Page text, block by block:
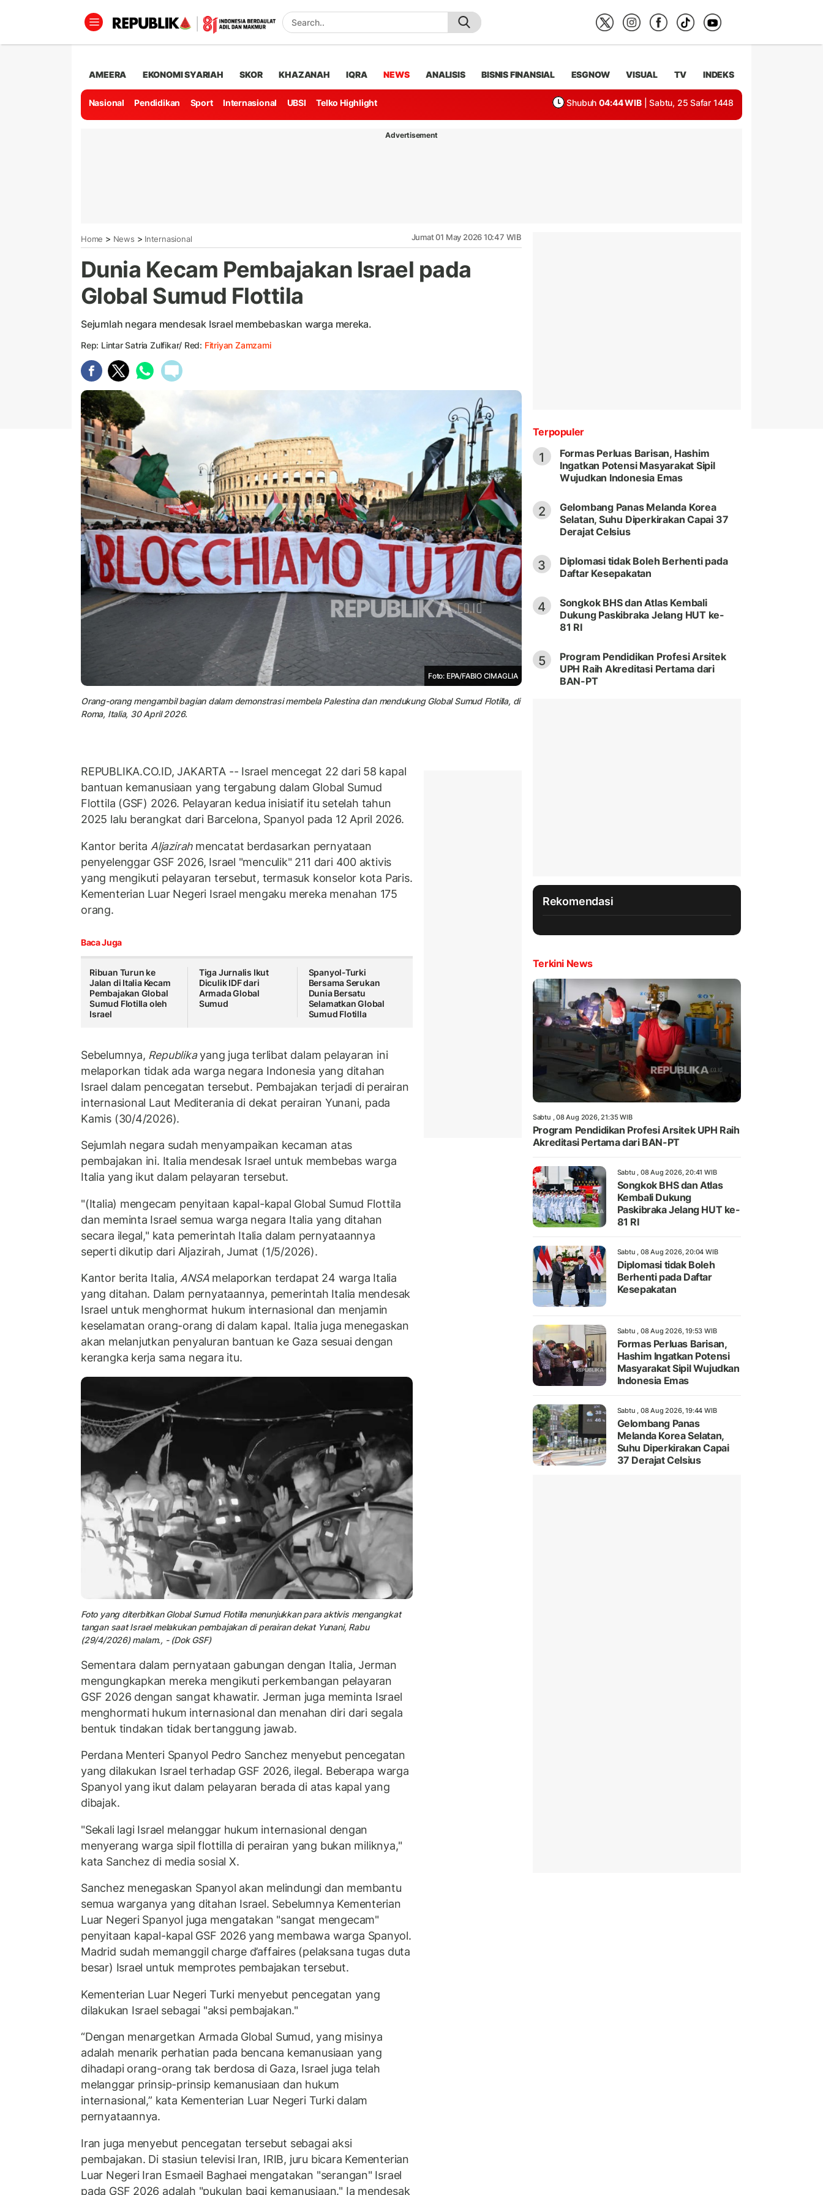
AMEERA EKONOMI SYARIAH SKOR KHAZANAH IQRA NEWS ANALISIS BISNIS FINANSIAL ESGNOW VISUAL TV INDEKS
Nasional Pendidikan Sport Internasional UBSI Telko Highlight Shubuh 04:44 WIB | Sabtu, 25 Safar 1448
Advertisement
Home > News > Internasional Jumat 01 May 2026 10:47 WIB
Dunia Kecam Pembajakan Israel pada
Global Sumud Flottila
Sejumlah negara mendesak Israel membebaskan warga mereka.
Rep: Lintar Satria Zulfikar/ Red: Fitriyan Zamzami
Foto: EPA/FABIO CIMAGLIA
Orang-orang mengambil bagian dalam demonstrasi membela Palestina dan mendukung Global Sumud Flotilla, di
Roma, Italia, 30 April 2026.
REPUBLIKA.CO.ID, JAKARTA -- Israel mencegat 22 dari 58 kapal
bantuan kemanusiaan yang tergabung dalam Global Sumud
Flottila (GSF) 2026. Pelayaran kedua inisiatif itu setelah tahun
2025 lalu berangkat dari Barcelona, Spanyol pada 12 April 2026.
Kantor berita Aljazirahmencatat berdasarkan pernyataan
penyelenggar GSF 2026, Israel "menculik" 211 dari 400 aktivis
yang mengikuti pelayaran tersebut, termasuk konselor kota Paris.
Kementerian Luar Negeri Israel mengaku mereka menahan 175
orang.
Baca Juga
Ribuan Turun ke
Jalan di Italia Kecam
Pembajakan Global
Sumud Flotilla oleh
Israel
Tiga Jurnalis Ikut
Diculik IDF dari
Armada Global
Sumud
Spanyol-Turki
Bersama Serukan
Dunia Bersatu
Selamatkan Global
Sumud Flotilla
Sebelumnya, Republikayang juga terlibat dalam pelayaran ini
melaporkan tidak ada warga negara Indonesia yang ditahan
Israel dalam pencegatan tersebut. Pembajakan terjadi di perairan
internasional Laut Mediterania di dekat perairan Yunani, pada
Kamis (30/4/2026).
Sejumlah negara sudah menyampaikan kecaman atas
pembajakan ini. Italia mendesak Israel untuk membebas warga
Italia yang ikut dalam pelayaran tersebut.
"(Italia) mengecam penyitaan kapal-kapal Global Sumud Flottila
dan meminta Israel semua warga negara Italia yang ditahan
secara ilegal," kata pemerintah Italia dalam pernyataannya
seperti dikutip dari Aljazirah, Jumat (1/5/2026).
Kantor berita Italia, ANSAmelaporkan terdapat 24 warga Italia
yang ditahan. Dalam pernyataannya, pemerintah Italia mendesak
Israel untuk menghormat hukum internasional dan menjamin
keselamatan orang-orang di dalam kapal. Italia juga menegaskan
akan melanjutkan penyaluran bantuan ke Gaza sesuai dengan
kerangka kerja sama negara itu.
Foto yang diterbitkanGlobal Sumud Flotilla menunjukkan para aktivis mengangkat
tangan saat Israel melakukan pembajakan di perairan dekat Yunani, Rabu
(29/4/2026) malam., - (Dok GSF)
Sementara dalam pernyataan gabungan dengan Italia, Jerman
mengungkapkan mereka mengikuti perkembangan pelayaran
GSF 2026 dengan sangat khawatir. Jerman juga meminta Israel
menghormati hukum internasional dan menahan diri dari segala
bentuk tindakan tidak bertanggung jawab.
Perdana Menteri Spanyol Pedro Sanchez menyebut pencegatan
yang dilakukan Israel terhadap GSF 2026, ilegal. Beberapa warga
Spanyol yang ikut dalam pelayaran berada di atas kapal yang
dibajak.
"Sekali lagi Israel melanggar hukum internasional dengan
menyerang warga sipil flottilla di perairan yang bukan miliknya,"
kata Sanchez di media sosial X.
Sanchez menegaskan Spanyol akan melindungi dan membantu
semua warganya yang ditahan Israel. Sebelumnya Kementerian
Luar Negeri Spanyol juga mengatakan "sangat mengecam"
penyitaan kapal-kapal GSF 2026 yang membawa warga Spanyol.
Madrid sudah memanggil charge d’affaires (pelaksana tugas duta
besar) Israel untuk memprotes pembajakan tersebut.
Kementerian Luar Negeri Turki menyebut pencegatan yang
dilakukan Israel sebagai "aksi pembajakan."
“Dengan menargetkan Armada Global Sumud, yang misinya
adalah menarik perhatian pada bencana kemanusiaan yang
dihadapi orang-orang tak berdosa di Gaza, Israel juga telah
melanggar prinsip-prinsip kemanusiaan dan hukum
internasional,” kata Kementerian Luar Negeri Turki dalam
pernyataannya.
Iran juga menyebut pencegatan tersebut sebagai aksi
pembajakan. Di stasiun televisi Iran, IRIB, juru bicara Kementerian
Luar Negeri Iran Esmaeil Baghaei mengatakan "serangan" Israel
pada GSF 2026 adalah "pukulan bagi kemanusiaan." Ia mendesak
Terpopuler
1
Formas Perluas Barisan, Hashim
Ingatkan Potensi Masyarakat Sipil
Wujudkan Indonesia Emas
2
Gelombang Panas Melanda Korea
Selatan, Suhu Diperkirakan Capai 37
Derajat Celsius
3
Diplomasi tidak Boleh Berhenti pada
Daftar Kesepakatan
4
Songkok BHS dan Atlas Kembali
Dukung Paskibraka Jelang HUT ke-
81 RI
5
Program Pendidikan Profesi Arsitek
UPH Raih Akreditasi Pertama dari
BAN-PT
Rekomendasi
Terkini News
Sabtu , 08 Aug 2026, 21:35 WIB
Program Pendidikan Profesi Arsitek UPH Raih
Akreditasi Pertama dari BAN-PT
Sabtu , 08 Aug 2026, 20:41 WIB
Songkok BHS dan Atlas
Kembali Dukung
Paskibraka Jelang HUT ke-
81 RI
Sabtu , 08 Aug 2026, 20:04 WIB
Diplomasi tidak Boleh
Berhenti pada Daftar
Kesepakatan
Sabtu , 08 Aug 2026, 19:53 WIB
Formas Perluas Barisan,
Hashim Ingatkan Potensi
Masyarakat Sipil Wujudkan
Indonesia Emas
Sabtu , 08 Aug 2026, 19:44 WIB
Gelombang Panas
Melanda Korea Selatan,
Suhu Diperkirakan Capai
37 Derajat Celsius